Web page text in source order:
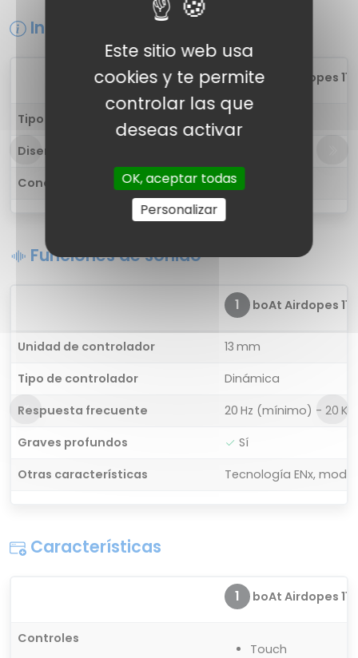
Información general
1 boAt Airdopes 115
Tipo de auricular
in-ear
Diseño
Conectividad
Inalámbrica
Funciones de sonido
1 boAt Airdopes 115
Unidad de controlador
13 mm
Tipo de controlador
Dinámica
Respuesta frecuente
20 Hz (mínimo) - 20
Graves profundos
Sí
Otras características
Tecnología ENx,
Características
1 boAt Airdopes 115
Controles
Touch
Este sitio web usa
cookies y te permite
controlar las que
deseas activar
OK, aceptar todas
Personalizar